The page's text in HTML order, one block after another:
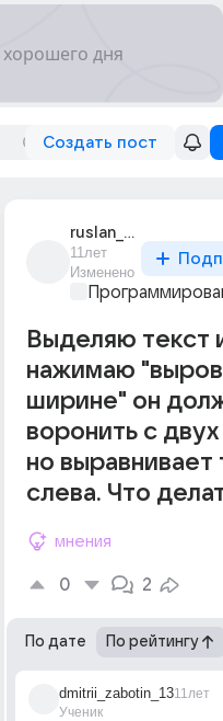
Создать пост
ruslan_20289
11лет
Изменено
Выделяю текст
нажимаю
ширине" он
воронить с
но выравнивает
слева. Что
мнения
0 2
По дате По рейтингу
dmitrii_zabotin_13
Ученик
11лет